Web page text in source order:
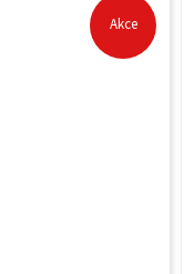
Akce